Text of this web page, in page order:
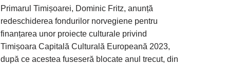
Primarul Timișoarei, Dominic Fritz, anunță
redeschiderea fondurilor norvegiene pentru
finanțarea unor proiecte culturale privind
Timișoara Capitală Culturală Europeană 2023,
după ce acestea fuseseră blocate anul trecut, din